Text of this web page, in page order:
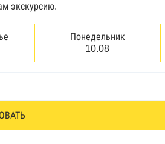
лиц
лиц
приставов
Роскомнадзор,
экскурсию.
Понедельник
10.08